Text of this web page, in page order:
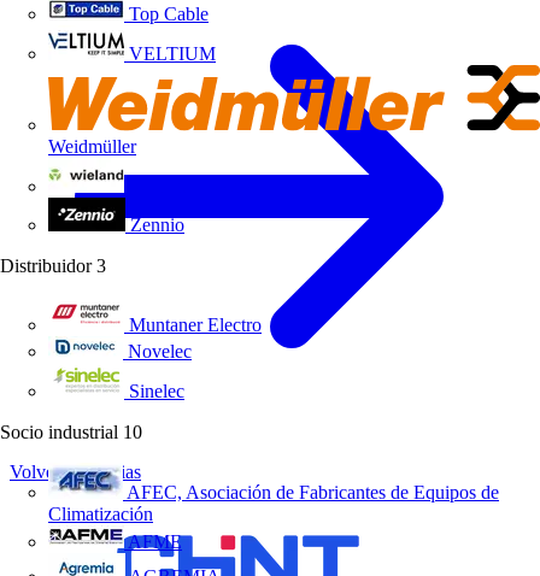
Top Cable
VELTIUM
Weidmüller
Zennio
Distribuidor 3
Muntaner Electro
Novelec
Sinelec
Socio industrial 10
AFEC, Asociación de Fabricantes de Equipos de
Climatización
AFME
Volver a Noticias